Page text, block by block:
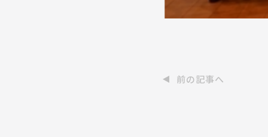
前の記事へ